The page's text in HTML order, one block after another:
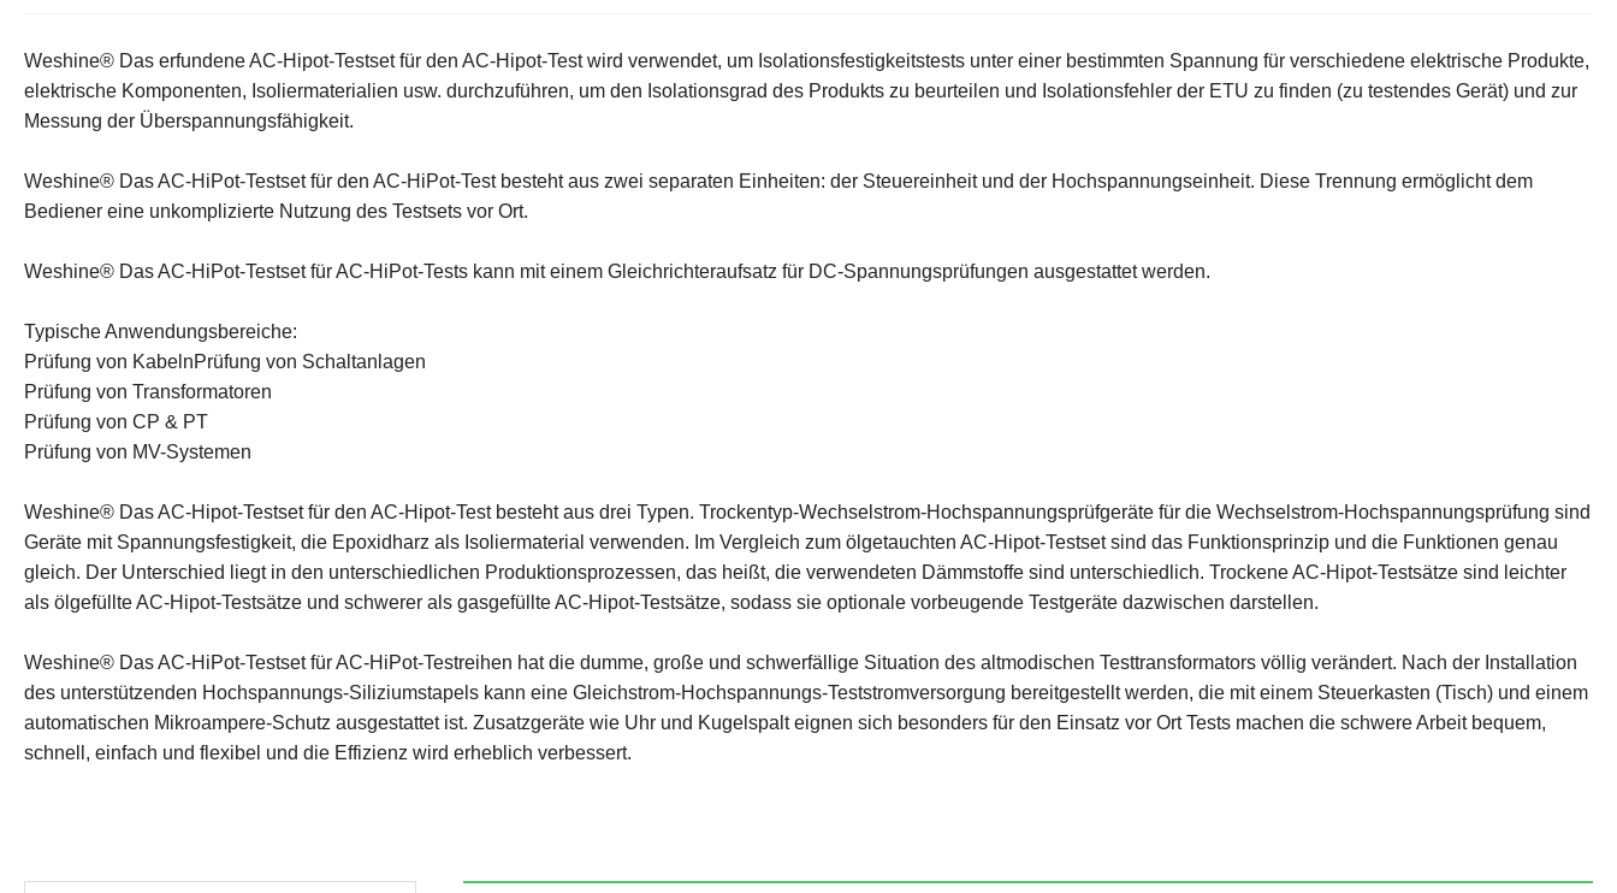
Weshine® Das erfundene AC-Hipot-Testset für den AC-Hipot-Test wird verwendet, um Isolationsfestigkeitstests unter einer bestimmten Spannung für verschiedene elektrische Produkte,
elektrische Komponenten, Isoliermaterialien usw. durchzuführen, um den Isolationsgrad des Produkts zu beurteilen und Isolationsfehler der ETU zu finden (zu testendes Gerät) und zur
Messung der Überspannungsfähigkeit.
Weshine® Das AC-HiPot-Testset für den AC-HiPot-Test besteht aus zwei separaten Einheiten: der Steuereinheit und der Hochspannungseinheit. Diese Trennung ermöglicht dem
Bediener eine unkomplizierte Nutzung des Testsets vor Ort.
Weshine® Das AC-HiPot-Testset für AC-HiPot-Tests kann mit einem Gleichrichteraufsatz für DC-Spannungsprüfungen ausgestattet werden.
Typische Anwendungsbereiche:
Prüfung von KabelnPrüfung von Schaltanlagen
Prüfung von Transformatoren
Prüfung von CP & PT
Prüfung von MV-Systemen
Weshine® Das AC-Hipot-Testset für den AC-Hipot-Test besteht aus drei Typen. Trockentyp-Wechselstrom-Hochspannungsprüfgeräte für die Wechselstrom-Hochspannungsprüfung sind
Geräte mit Spannungsfestigkeit, die Epoxidharz als Isoliermaterial verwenden. Im Vergleich zum ölgetauchten AC-Hipot-Testset sind das Funktionsprinzip und die Funktionen genau
gleich. Der Unterschied liegt in den unterschiedlichen Produktionsprozessen, das heißt, die verwendeten Dämmstoffe sind unterschiedlich. Trockene AC-Hipot-Testsätze sind leichter
als ölgefüllte AC-Hipot-Testsätze und schwerer als gasgefüllte AC-Hipot-Testsätze, sodass sie optionale vorbeugende Testgeräte dazwischen darstellen.
Weshine® Das AC-HiPot-Testset für AC-HiPot-Testreihen hat die dumme, große und schwerfällige Situation des altmodischen Testtransformators völlig verändert. Nach der Installation
des unterstützenden Hochspannungs-Siliziumstapels kann eine Gleichstrom-Hochspannungs-Teststromversorgung bereitgestellt werden, die mit einem Steuerkasten (Tisch) und einem
automatischen Mikroampere-Schutz ausgestattet ist. Zusatzgeräte wie Uhr und Kugelspalt eignen sich besonders für den Einsatz vor Ort Tests machen die schwere Arbeit bequem,
schnell, einfach und flexibel und die Effizienz wird erheblich verbessert.